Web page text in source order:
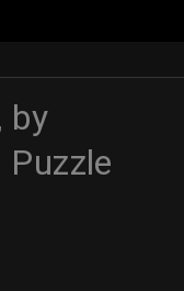
by
Puzzle